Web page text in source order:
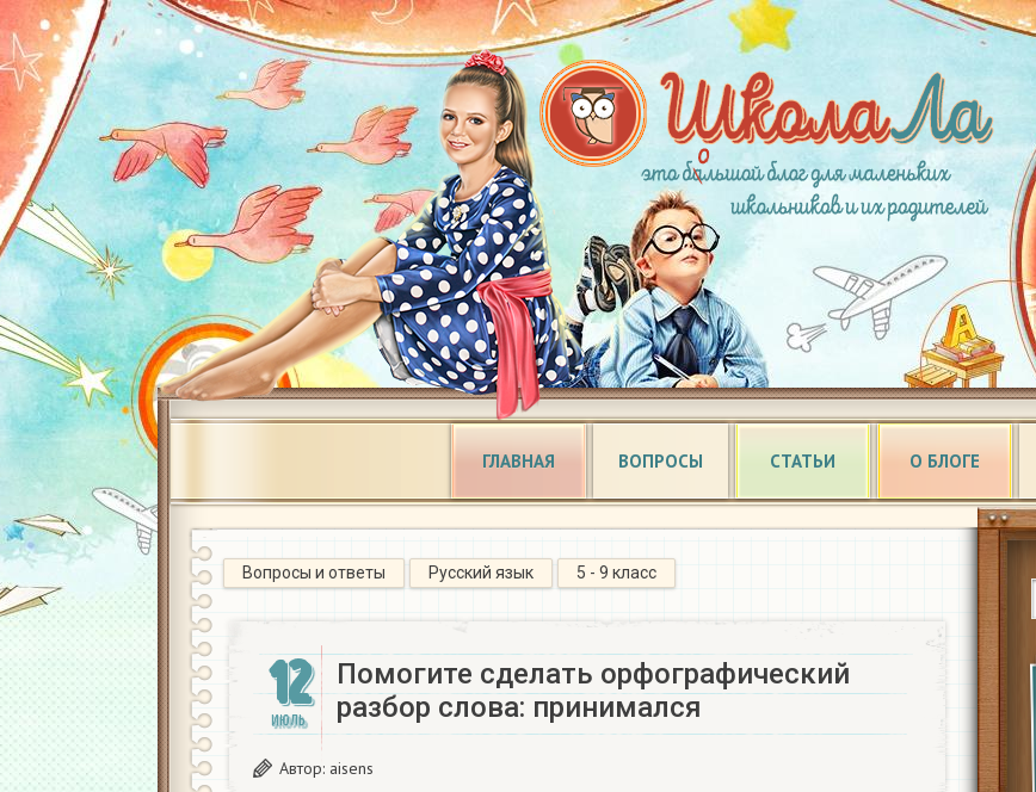
ГЛАВНАЯ ВОПРОСЫ СТАТЬИ О БЛОГЕ
Вопросы и ответы Русский язык 5 - 9 класс
12
ИЮЛЬ
Помогите сделать орфографический
разбор слова: принимался
Автор: aisens